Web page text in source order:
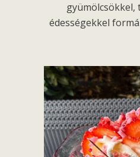
gyümölcsökkel,
édességekkel